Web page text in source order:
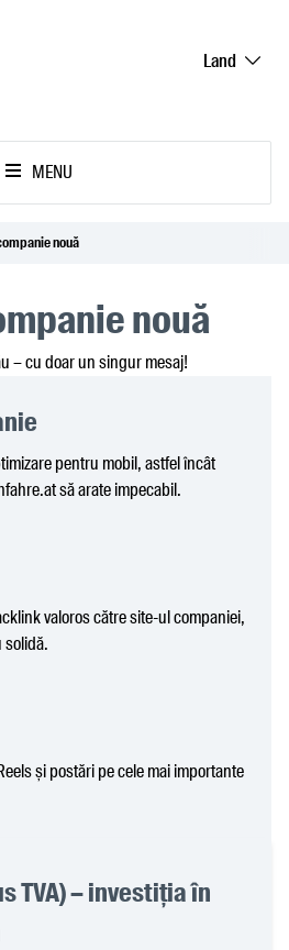
Land
MENU
nouă
nouă
– cu doar un singur mesaj!
pentru mobil, astfel încât
să arate impecabil.
valoros către site-ul companiei,
solidă.
și postări pe cele mai importante
TVA) – investiția în